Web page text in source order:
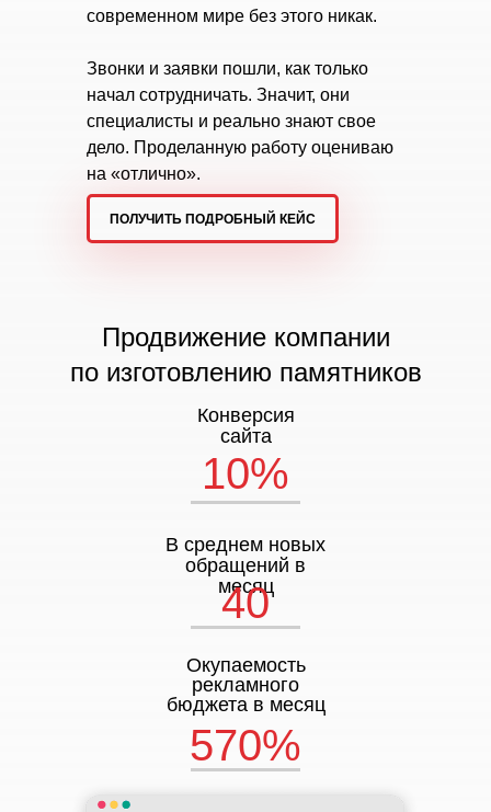
современном мире без этого никак.
Звонки и заявки пошли, как только
начал сотрудничать. Значит, они
специалисты и реально знают свое
дело. Проделанную работу оцениваю
на «отлично».
ПОЛУЧИТЬ ПОДРОБНЫЙ КЕЙС
10%
Конверсия
сайта
Продвижение компании
по изготовлению памятников
В среднем новых
обращений в
месяц
40
Окупаемость
рекламного
бюджета в месяц
570%